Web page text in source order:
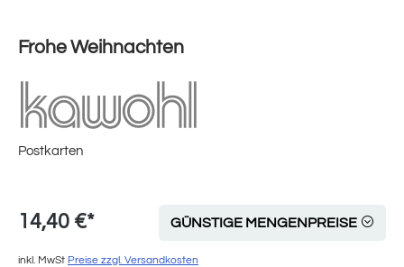
Frohe Weihnachten
Postkarten
14,40 €* GÜNSTIGE MENGENPREISE
inkl. MwSt Preise zzgl. Versandkosten